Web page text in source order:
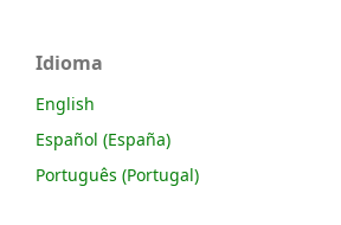
Idioma
English
Español (España)
Português (Portugal)